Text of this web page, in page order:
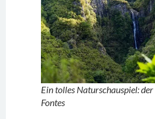
Ein tolles Naturschauspiel:
Fontes